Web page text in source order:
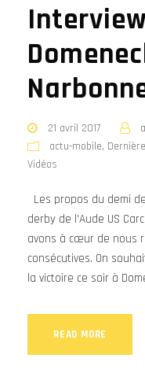
21 avril 2017
actu-mobile,
Vidéos
Les propos du demi
derby de l’Aude US
avons à cœur de nous
consécutives. On
la victoire ce soir à
READ MORE